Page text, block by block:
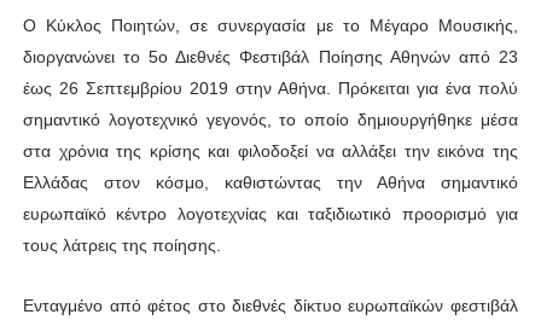
Ο Κύκλος Ποιητών, σε συνεργασία με το Μέγαρο Μουσικής,
διοργανώνει το 5ο Διεθνές Φεστιβάλ Ποίησης Αθηνών από 23
έως 26 Σεπτεμβρίου 2019 στην Αθήνα. Πρόκειται για ένα πολύ
σημαντικό λογοτεχνικό γεγονός, το οποίο δημιουργήθηκε μέσα
στα χρόνια της κρίσης και φιλοδοξεί να αλλάξει την εικόνα της
Ελλάδας στον κόσμο, καθιστώντας την Αθήνα σημαντικό
ευρωπαϊκό κέντρο λογοτεχνίας και ταξιδιωτικό προορισμό για
τους λάτρεις της ποίησης.
Ενταγμένο από φέτος στο διεθνές δίκτυο ευρωπαϊκών φεστιβάλ